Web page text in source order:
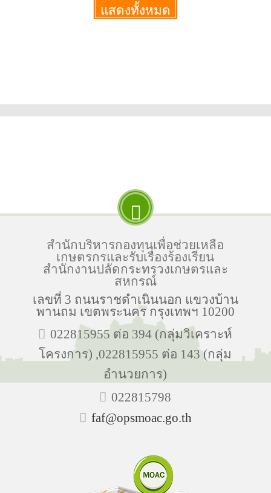
แสดงทั้งหมด
สำนักบริหารกองทุนเพื่อช่วยเหลือ
เกษตรกรและรับเรื่องร้องเรียน
สำนักงานปลัดกระทรวงเกษตรและ
สหกรณ์
เลขที่ 3 ถนนราชดำเนินนอก แขวงบ้าน
พานถม เขตพระนคร กรุงเทพฯ 10200
022815955 ต่อ 394 (กลุ่มวิเคราะห์
โครงการ) ,022815955 ต่อ 143 (กลุ่ม
อำนวยการ)
022815798
faf@opsmoac.go.th